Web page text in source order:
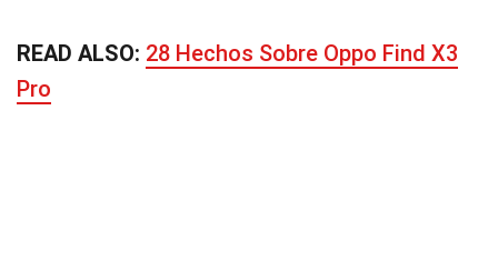
READ ALSO: 28 Hechos Sobre Oppo Find X3
Pro